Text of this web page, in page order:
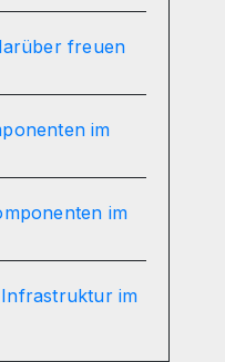
freuen
im
im
im